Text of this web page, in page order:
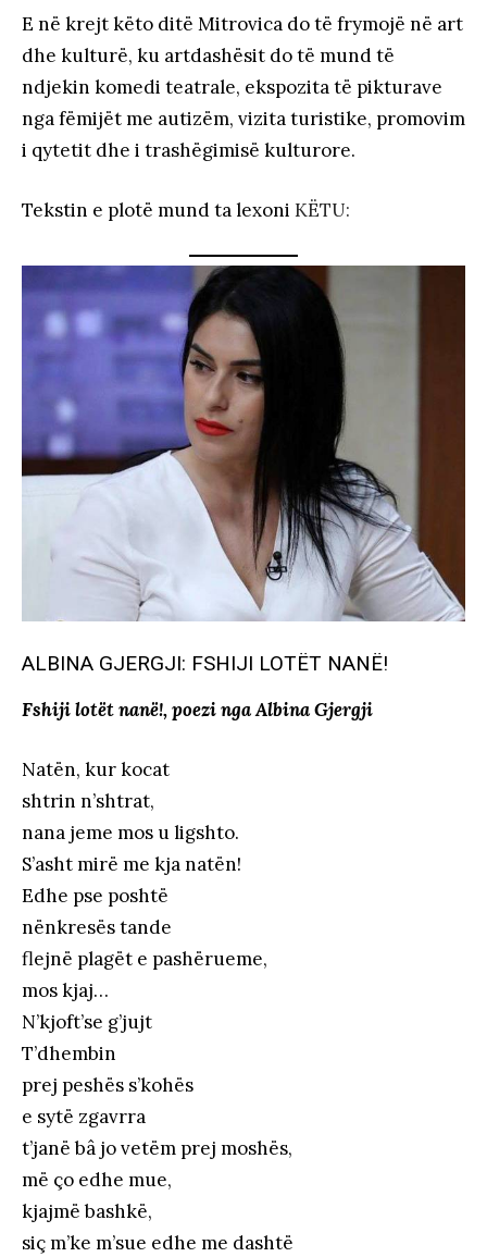
E në krejt këto ditë Mitrovica do të frymojë në art
dhe kulturë, ku artdashësit do të mund të
ndjekin komedi teatrale, ekspozita të pikturave
nga fëmijët me autizëm, vizita turistike, promovim
i qytetit dhe i trashëgimisë kulturore.
Tekstin e plotë mund ta lexoni KËTU:
ALBINA GJERGJI: FSHIJI LOTËT NANË!
Fshiji lotët nanë!, poezi nga Albina Gjergji
Natën, kur kocat
shtrin n’shtrat,
nana jeme mos u ligshto.
S’asht mirë me kja natën!
Edhe pse poshtë
nënkresës tande
flejnë plagët e pashërueme,
mos kjaj…
N’kjoft’se g’jujt
T’dhembin
prej peshës s’kohës
e sytë zgavrra
t’janë bâ jo vetëm prej moshës,
më ço edhe mue,
kjajmë bashkë,
siç m’ke m’sue edhe me dashtë